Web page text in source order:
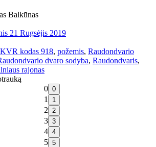
Balkūnas
21 Rugsėjis 2019
KVR kodas 918, požemis, Raudondvario
dvaro sodyba, Raudondvaris,
rajonas
0
1
2
3
4
5